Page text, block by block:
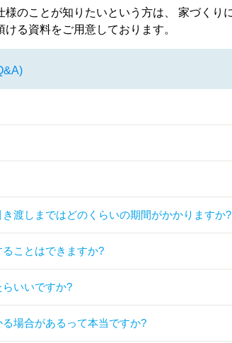
様のことが知りたいという方は、 家づくり
る資料をご用意しております。
渡しまではどのくらいの期間がかかりますか?
ことはできますか?
いいですか?
場合があるって本当ですか?